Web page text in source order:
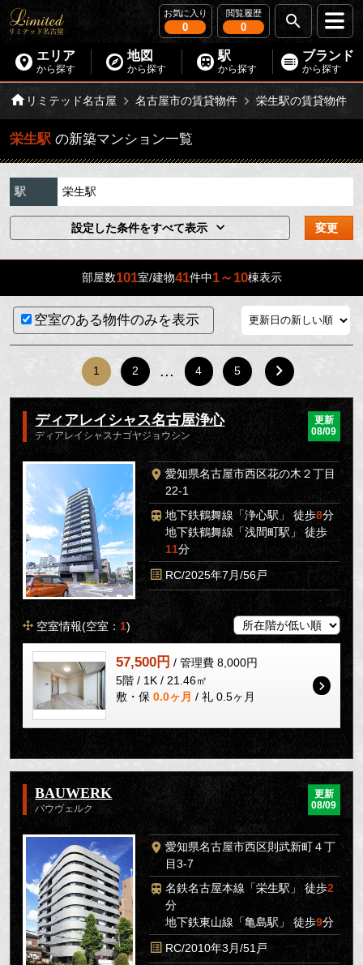
お気に入り
0
閲覧履歴
0
エリア
から探す
地図
から探す
駅
から探す
ブランド
から探す
リミテッド名古屋 名古屋市の賃貸物件 栄生駅の賃貸物件
栄生駅 の新築マンション一覧
駅 栄生駅
設定した条件をすべて表示 変更
部屋数101室/建物41件中1～10棟表示
空室のある物件のみを表示
1 2 … 4 5
ディアレイシャス名古屋浄心
ディアレイシャスナゴヤジョウシン
更新
08/09
愛知県名古屋市西区花の木２丁目
22-1
地下鉄鶴舞線「浄心駅」 徒歩8分
地下鉄鶴舞線「浅間町駅」 徒歩
11分
RC/2025年7月/56戸
空室情報(空室： 1)
57,500円 / 管理費 8,000円
5階 / 1K / 21.46㎡
敷・保 0.0ヶ月 / 礼 0.5ヶ月
BAUWERK
バウヴェルク
更新
08/09
愛知県名古屋市西区則武新町４丁
目3-7
名鉄名古屋本線「栄生駅」 徒歩2
分
地下鉄東山線「亀島駅」 徒歩9分
RC/2010年3月/51戸